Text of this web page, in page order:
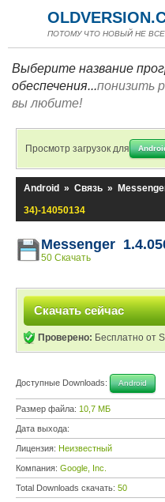
ПОТОМУ ЧТО НОВЫЙ НЕ
Выберите название
обеспечения...понизить
вы любите!
Просмотр загрузок для
Android » Связь »
34)-14050134
Messenger
50 Скачать
Скачать сейчас
Проверено: Бесплатно от
Доступные Downloads: Android
Размер файла: 10,7 МБ
Дата выхода:
Лицензия: Неизвестный
Компания: Google, Inc.
Total Downloads скачать: 50